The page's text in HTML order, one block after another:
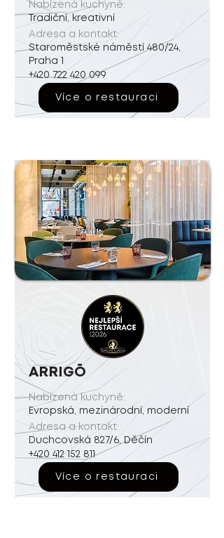
Nabízená kuchyně:
Tradiční, kreativní
Adresa a kontakt:
Staroměstské náměstí 480/24,
Praha 1
+420 722 420 099
Více o restauraci
ARRIGŌ
Nabízená kuchyně:
Evropská, mezinárodní, moderní
Adresa a kontakt:
Duchcovská 827/6, Děčín
+420 412 152 811
Více o restauraci